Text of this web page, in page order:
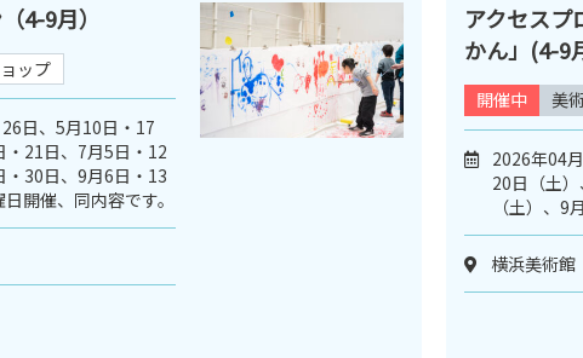
4-9月）
ップ
日、5月10日・17
・21日、7月5日・12
・30日、9月6日・13
開催、同内容です。
アクセスプ
かん」(4-9
開催中 美
2026年04
20日（土
（土）、9
横浜美術館